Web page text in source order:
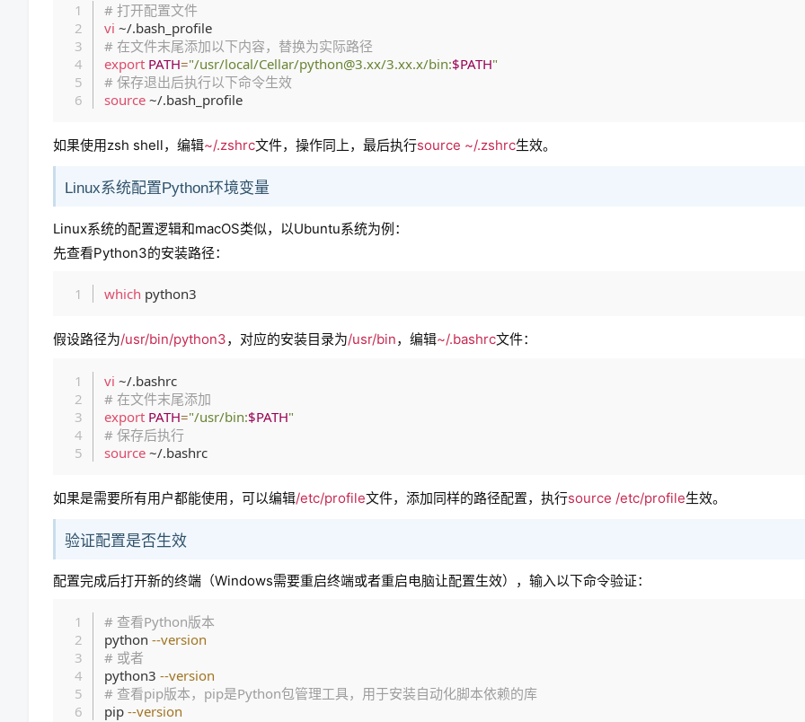
# 打开配置文件
vi
~/.bash_profile
# 在文件末尾添加以下内容，替换为实际路径
export PATH="/usr/local/Cellar/python@3.xx/3.xx.x/bin:$PATH"
# 保存退出后执行以下命令生效
source
~/.bash_profile
如果使用zsh shell，编辑~/.zshrc文件，操作同上，最后执行source ~/.zshrc生效。
Linux系统配置Python环境变量
Linux系统的配置逻辑和macOS类似，以Ubuntu系统为例：
先查看Python3的安装路径：
which
假设路径为/usr/bin/python3，对应的安装目录为/usr/bin，编辑~/.bashrc文件：
vi
~/.bashrc
# 在文件末尾添加
export PATH="/usr/bin:$PATH"
# 保存后执行
source
~/.bashrc
如果是需要所有用户都能使用，可以编辑/etc/profile文件，添加同样的路径配置，执行source /etc/profile生效。
验证配置是否生效
配置完成后打开新的终端（Windows需要重启终端或者重启电脑让配置生效），输入以下命令验证：
# 查看Python版本
python --version
# 或者
python3 --version
# 查看pip版本，pip是Python包管理工具，用于安装自动化脚本依赖的库
pip --version